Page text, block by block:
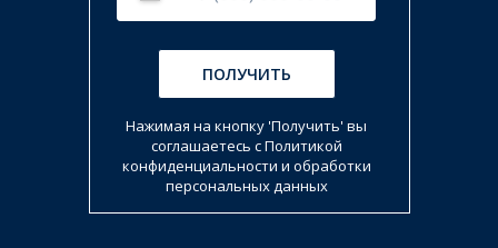
ПОЛУЧИТЬ
Нажимая на кнопку 'Получить' вы
соглашаетесь с Политикой
конфиденциальности и обработки
персональных данных